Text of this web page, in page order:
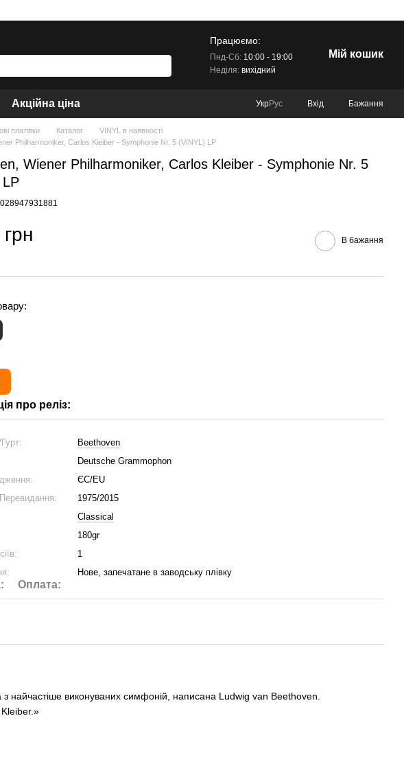
Працюємо:
Пнд-Сб:10:00 - 19:00
Неділя:вихідний
Мій кошик
Акційна ціна УкрРус Вхід Бажання
платівки Каталог
VINYL в наявності
Philharmoniker, Carlos Kleiber - Symphonie Nr. 5 (VINYL) LP
Wiener Philharmoniker, Carlos Kleiber - Symphonie Nr. 5
В бажання
про реліз:
Beethoven
Deutsche Grammophon
ЄС/EU
1975/2015
Classical
180gr
1
Нове, запечатане в заводську плівку
Оплата:
найчастіше виконуваних симфоній, написана Ludwig van Beethoven.
Kleiber.»